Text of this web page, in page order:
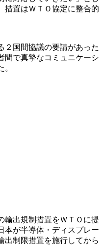
措置はＷＴＯ協定に整合的
２国間協議の要請があった
間で真摯なコミュニケーシ
輸出規制措置をＷＴＯに提
本が半導体・ディスプレー
出制限措置を施行してから